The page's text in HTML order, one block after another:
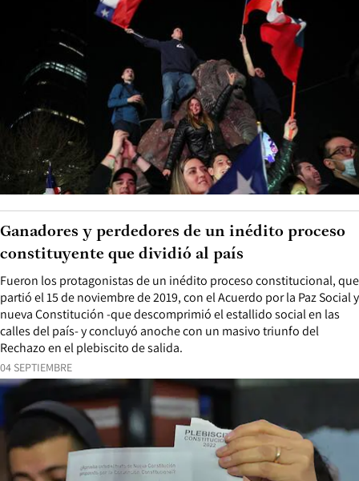
04 SEPTIEMBRE
Fueron los protagonistas de un inédito proceso constitucional, que
partió el 15 de noviembre de 2019, con el Acuerdo por la Paz Social y
nueva Constitución -que descomprimió el estallido social en las
calles del país- y concluyó anoche con un masivo triunfo del
Rechazo en el plebiscito de salida.
Ganadores y perdedores de un inédito proceso
constituyente que dividió al país